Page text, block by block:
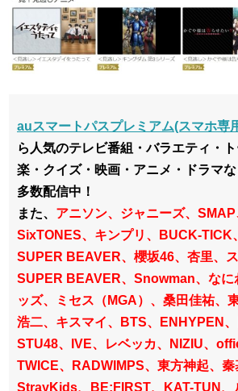
auスマートパスプレミアム(スマホ専
ら人気のテレビ番組・バラエティ・
楽・クイズ・映画・アニメ・ドラマ
多数配信中！
また、 アニソン、ジャニーズ、SMAP
SixTONES、 キンプリ、BUCK-TICK
SUPER BEAVER、櫻坂46、杏里、ス
SUPER BEAVER、Snowman、なに
ッズ、ミセス（MGA）、桑田佳祐、
浩二、キスマイ、BTS、ENHYPEN、
STU48、IVE、レベッカ、NIZIU、
TWICE、RADWIMPS、東方神起、秦
StrayKids、BE:FIRST、KAT-TUN、